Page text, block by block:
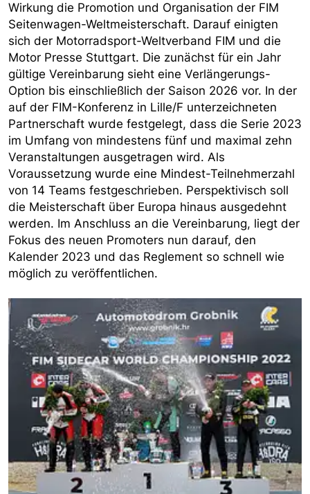
Wirkung die Promotion und Organisation der FIM
Seitenwagen-Weltmeisterschaft. Darauf einigten
sich der Motorradsport-Weltverband FIM und die
Motor Presse Stuttgart. Die zunächst für ein Jahr
gültige Vereinbarung sieht eine Verlängerungs-
Option bis einschließlich der Saison 2026 vor. In der
auf der FIM-Konferenz in Lille/F unterzeichneten
Partnerschaft wurde festgelegt, dass die Serie 2023
im Umfang von mindestens fünf und maximal zehn
Veranstaltungen ausgetragen wird. Als
Voraussetzung wurde eine Mindest-Teilnehmerzahl
von 14 Teams festgeschrieben. Perspektivisch soll
die Meisterschaft über Europa hinaus ausgedehnt
werden. Im Anschluss an die Vereinbarung, liegt der
Fokus des neuen Promoters nun darauf, den
Kalender 2023 und das Reglement so schnell wie
möglich zu veröffentlichen.